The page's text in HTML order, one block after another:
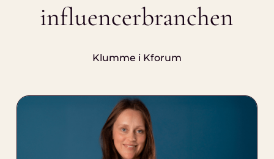
influencerbranchen
Klumme i Kforum